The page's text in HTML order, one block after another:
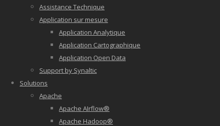
Assistance Technique
Application sur mesure
Application Analytique
Application Cartographique
Application Open Data
Support by Synaltic
Solutions
Apache
Apache AIrflow®
Apache Hadoop®